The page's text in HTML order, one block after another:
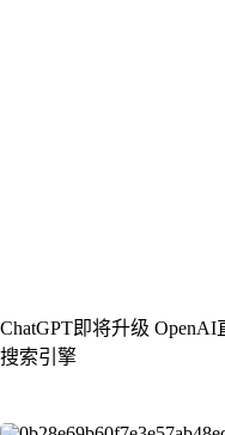
ChatGPT即将升级
搜索引擎